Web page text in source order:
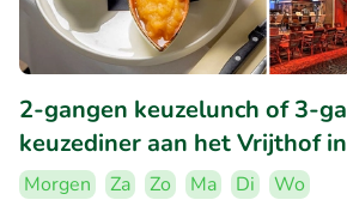
2-gangen keuzelunch of 3-
keuzediner aan het Vrijthof
Morgen Za Zo Ma Di
Wo